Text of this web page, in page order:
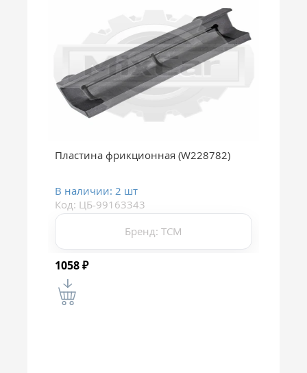
Пластина фрикционная (W228782)
В наличии: 2 шт
Код: ЦБ-99163343
Бренд: TCM
1058₽